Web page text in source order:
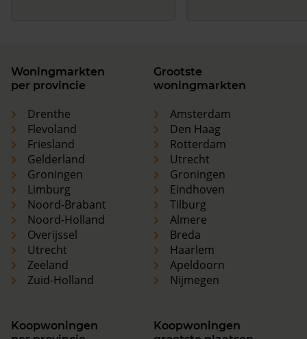
Woningmarkten
per provincie
Drenthe
Flevoland
Friesland
Gelderland
Groningen
Limburg
Noord-Brabant
Noord-Holland
Overijssel
Utrecht
Zeeland
Zuid-Holland
Grootste
woningmarkten
Amsterdam
Den Haag
Rotterdam
Utrecht
Groningen
Eindhoven
Tilburg
Almere
Breda
Haarlem
Apeldoorn
Nijmegen
Koopwoningen
Koopwoningen